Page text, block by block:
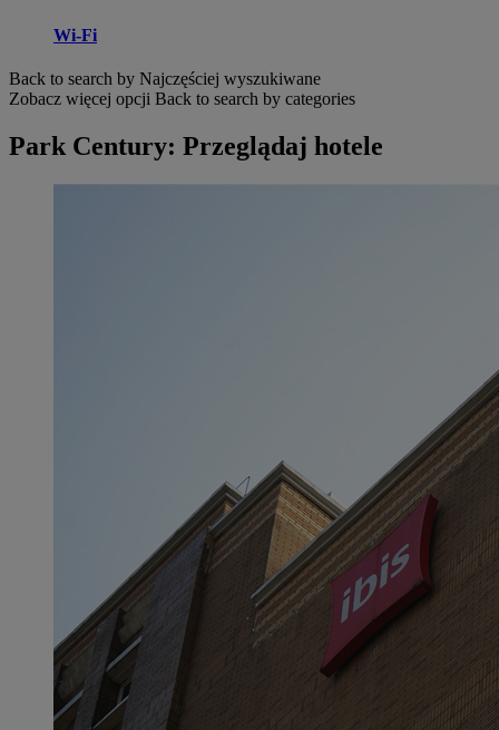
Wi-Fi
Back to search by Najczęściej wyszukiwane
Zobacz więcej opcji Back to search by categories
Park Century: Przeglądaj hotele